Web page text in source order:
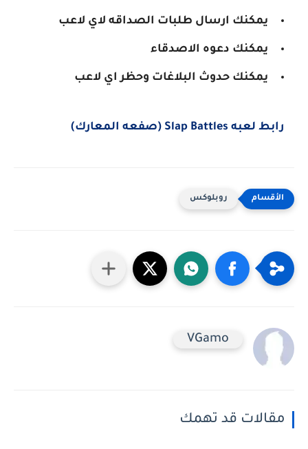
يمكنك ارسال طلبات الصداقه لاي لاعب
يمكنك دعوه الاصدقاء
يمكنك حدوث البلاغات وحظر اي لاعب
رابط لعبه Slap Battles (صفعه المعارك)
روبلوكس
VGamo
مقالات قد تهمك